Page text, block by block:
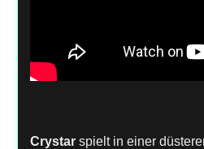
Crystar spielt in einer